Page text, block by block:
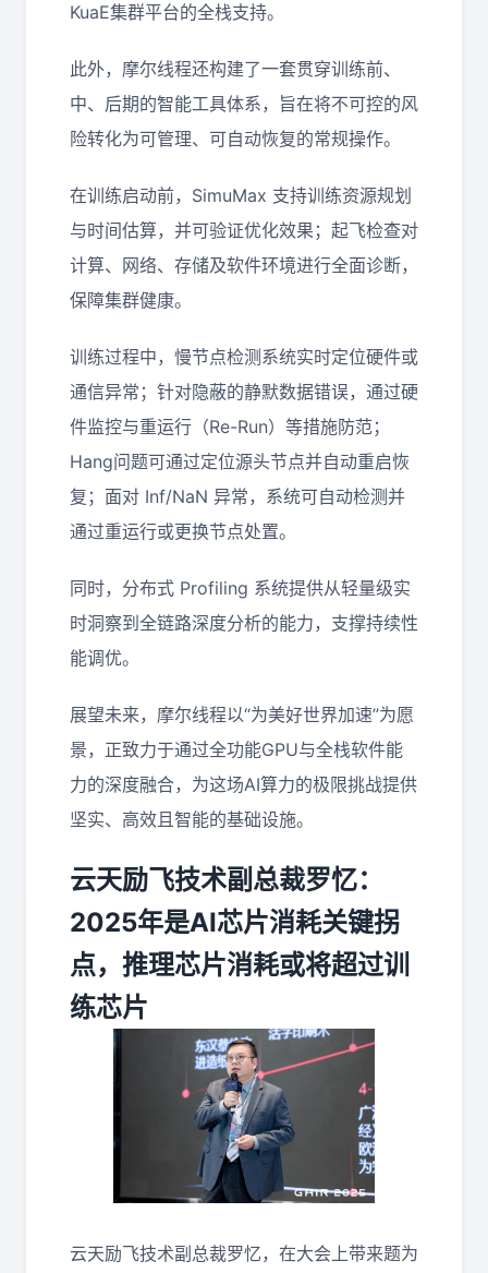
KuaE集群平台的全栈支持。
此外，摩尔线程还构建了一套贯穿训练前、
中、后期的智能工具体系，旨在将不可控的风
险转化为可管理、可自动恢复的常规操作。
在训练启动前，SimuMax 支持训练资源规划
与时间估算，并可验证优化效果；起飞检查对
计算、网络、存储及软件环境进行全面诊断，
保障集群健康。
训练过程中，慢节点检测系统实时定位硬件或
通信异常；针对隐蔽的静默数据错误，通过硬
件监控与重运行（Re-Run）等措施防范；
Hang问题可通过定位源头节点并自动重启恢
复；面对 Inf/NaN 异常，系统可自动检测并
通过重运行或更换节点处置。
同时，分布式 Profiling 系统提供从轻量级实
时洞察到全链路深度分析的能力，支撑持续性
能调优。
展望未来，摩尔线程以“为美好世界加速”为愿
景，正致力于通过全功能GPU与全栈软件能
力的深度融合，为这场AI算力的极限挑战提供
坚实、高效且智能的基础设施。
云天励飞技术副总裁罗忆：
2025年是AI芯片消耗关键拐
点，推理芯片消耗或将超过训
练芯片
云天励飞技术副总裁罗忆，在大会上带来题为